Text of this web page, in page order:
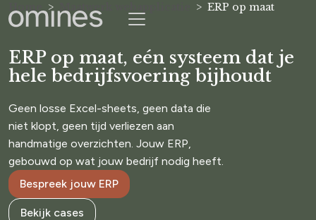
ERP op maat
ERP op maat, eén systeem dat je
hele bedrijfsvoering bijhoudt
Geen losse Excel-sheets, geen data die
niet klopt, geen tijd verliezen aan
handmatige overzichten. Jouw ERP,
gebouwd op wat jouw bedrijf nodig heeft.
Bespreek jouw ERP
Bekijk cases